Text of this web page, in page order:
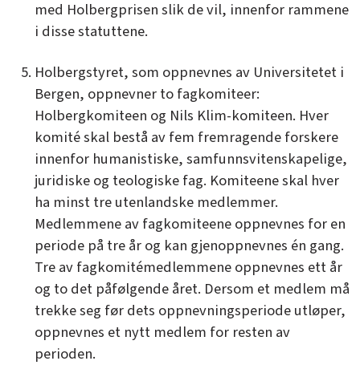
med Holbergprisen slik de vil, innenfor rammene
i disse statuttene.
Holbergstyret, som oppnevnes av Universitetet i
Bergen, oppnevner to fagkomiteer:
Holbergkomiteen og Nils Klim-komiteen. Hver
komité skal bestå av fem fremragende forskere
innenfor humanistiske, samfunnsvitenskapelige,
juridiske og teologiske fag. Komiteene skal hver
ha minst tre utenlandske medlemmer.
Medlemmene av fagkomiteene oppnevnes for en
periode på tre år og kan gjenoppnevnes én gang.
Tre av fagkomitémedlemmene oppnevnes ett år
og to det påfølgende året. Dersom et medlem må
trekke seg før dets oppnevningsperiode utløper,
oppnevnes et nytt medlem for resten av
perioden.